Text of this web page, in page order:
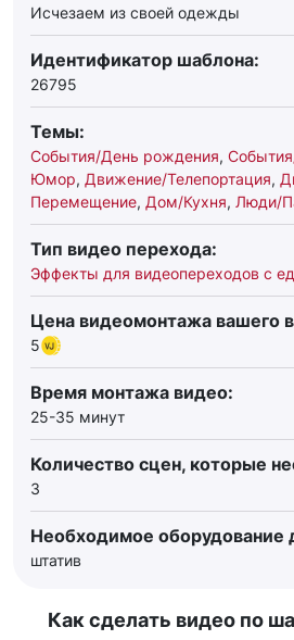
Исчезаем из своей одежды
Идентификатор шаблона:
26795
Темы:
События/День рождения,
Юмор, Движение/Телепортация,
Перемещение, Дом/Кухня, Люди/
Тип видео перехода:
Эффекты для видеопереходов с
Цена видеомонтажа вашего
5
Время монтажа видео:
25-35 минут
Количество сцен, которые
3
Необходимое оборудование
штатив
Как сделать видео по